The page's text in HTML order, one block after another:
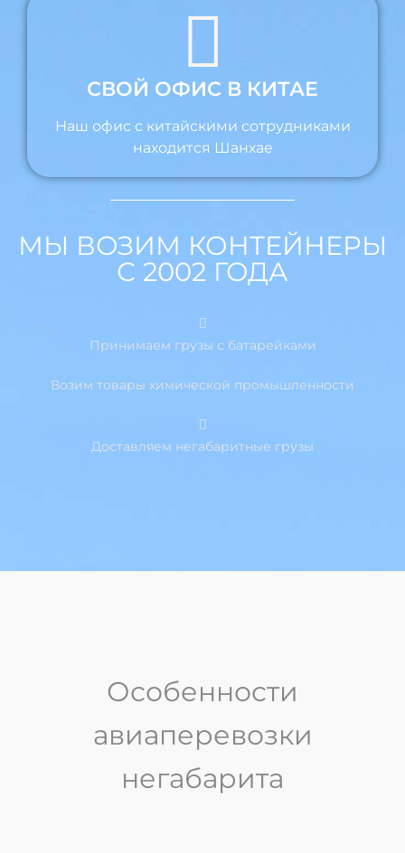
СВОЙ ОФИС В КИТАЕ
Наш офис с китайскими сотрудниками
находится Шанхае
МЫ ВОЗИМ КОНТЕЙНЕРЫ
С 2002 ГОДА
Принимаем грузы с батарейками
Возим товары химической промышленности
Доставляем негабаритные грузы
Особенности
авиаперевозки
негабарита